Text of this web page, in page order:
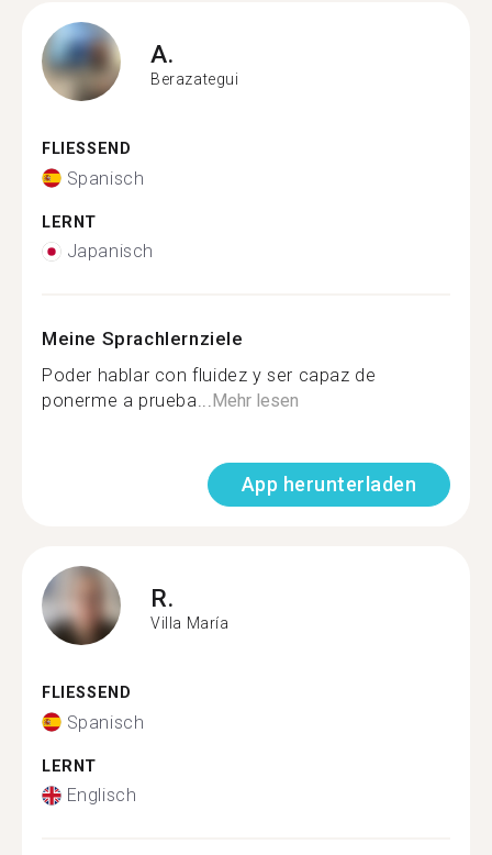
A.
Berazategui
FLIESSEND
Spanisch
LERNT
Japanisch
Meine Sprachlernziele
Poder hablar con fluidez y ser capaz de
ponerme a prueba...Mehr lesen
App herunterladen
R.
Villa María
FLIESSEND
Spanisch
LERNT
Englisch